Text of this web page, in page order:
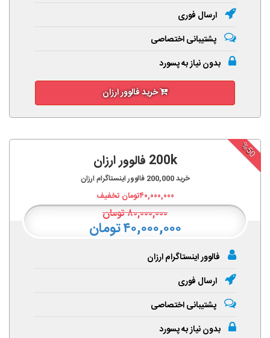
ارسال فوری
پشتیبانی اختصاصی
بدون نیاز به پسورد
خرید فالوور ارزان
%50
200k فالوور ارزان
خرید200,000 فالوور اینستاگرام ارزان
۴۰,۰۰۰,۰۰۰تومان تخفیف
۸۰,۰۰۰,۰۰۰تومان
۴۰,۰۰۰,۰۰۰ تومان
فالوور اینستاگرام ارزان
ارسال فوری
پشتیبانی اختصاصی
بدون نیاز به پسورد